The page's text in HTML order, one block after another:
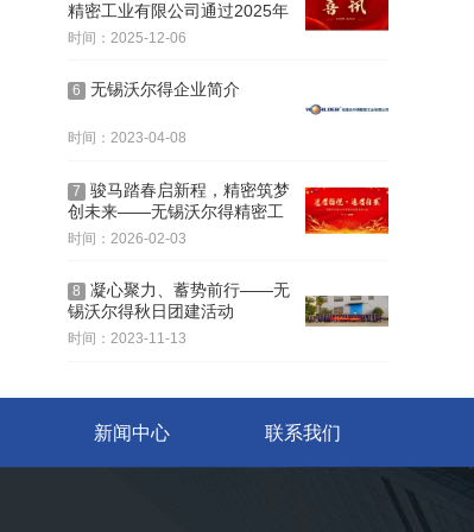
精密工业有限公司通过2025年
省级“专精特新”审核，持续深
时间：2025-12-06
6 无锡沃尔得企业简介
时间：2023-04-08
7
骏马踏春启新程，精密筑梦
创未来——无锡沃尔得精密工
业2026年年会暨总结表彰大会
时间：2026-02-03
8
凝心聚力、蓄势前行——无
锡沃尔得秋日团建活动
时间：2023-11-13
新闻中心 联系我们